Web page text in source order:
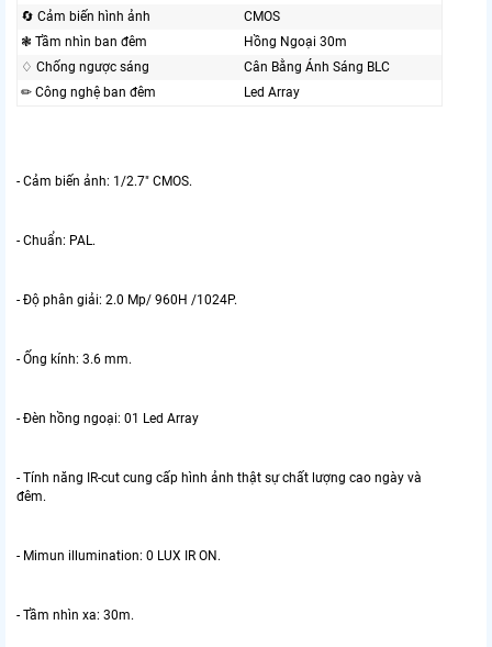
🔄 Cảm biến hình ảnh
CMOS
❃ Tầm nhìn ban đêm
Hồng Ngoại 30m
♢ Chống ngược sáng
Cân Bằng Ánh Sáng BLC
✏ Công nghệ ban đêm
Led Array
- Cảm biến ảnh: 1/2.7" CMOS.
- Chuẩn: PAL.
- Độ phân giải: 2.0 Mp/ 960H /1024P.
- Ống kính: 3.6 mm.
- Đèn hồng ngoại: 01 Led Array
- Tính năng IR-cut cung cấp hình ảnh thật sự chất lượng cao ngày và
đêm.
- Mimun illumination: 0 LUX IR ON.
- Tầm nhìn xa: 30m.